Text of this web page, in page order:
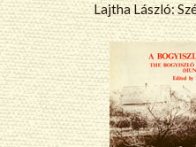
Lajtha László: